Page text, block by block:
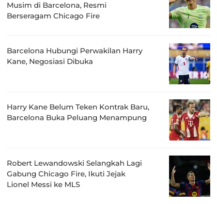
Musim di Barcelona, Resmi
Berseragam Chicago Fire
Barcelona Hubungi Perwakilan Harry
Kane, Negosiasi Dibuka
Harry Kane Belum Teken Kontrak Baru,
Barcelona Buka Peluang Menampung
Robert Lewandowski Selangkah Lagi
Gabung Chicago Fire, Ikuti Jejak
Lionel Messi ke MLS